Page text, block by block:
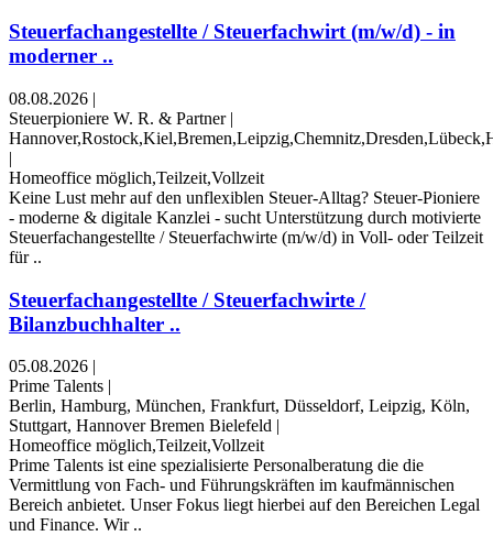
Steuerfachangestellte / Steuerfachwirt (m/w/d) - in
moderner ..
08.08.2026 |
Steuerpioniere W. R. & Partner |
|
Homeoffice möglich,Teilzeit,Vollzeit
Keine Lust mehr auf den unflexiblen Steuer-Alltag? Steuer-Pioniere
- moderne & digitale Kanzlei - sucht Unterstützung durch motivierte
Steuerfachangestellte / Steuerfachwirte (m/w/d) in Voll- oder Teilzeit
für ..
Steuerfachangestellte / Steuerfachwirte /
Bilanzbuchhalter ..
05.08.2026 |
Prime Talents |
Berlin, Hamburg, München, Frankfurt, Düsseldorf, Leipzig, Köln,
Stuttgart, Hannover Bremen Bielefeld |
Homeoffice möglich,Teilzeit,Vollzeit
Prime Talents ist eine spezialisierte Personalberatung die die
Vermittlung von Fach- und Führungskräften im kaufmännischen
Bereich anbietet. Unser Fokus liegt hierbei auf den Bereichen Legal
und Finance. Wir ..